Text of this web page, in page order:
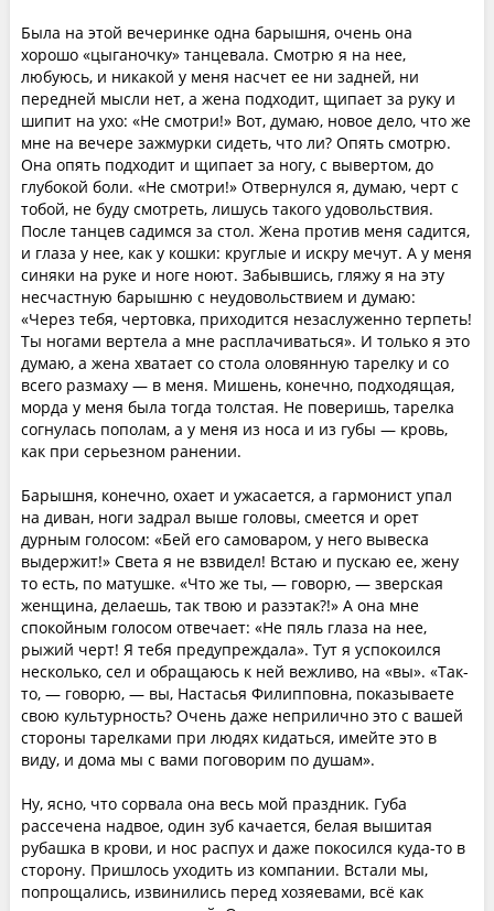
Была на этой вечеринке одна барышня, очень она
хорошо «цыганочку» танцевала. Смотрю я на нее,
любуюсь, и никакой у меня насчет ее ни задней, ни
передней мысли нет, а жена подходит, щипает за руку и
шипит на ухо: «Не смотри!» Вот, думаю, новое дело, что же
мне на вечере зажмурки сидеть, что ли? Опять смотрю.
Она опять подходит и щипает за ногу, с вывертом, до
глубокой боли. «Не смотри!» Отвернулся я, думаю, черт с
тобой, не буду смотреть, лишусь такого удовольствия.
После танцев садимся за стол. Жена против меня садится,
и глаза у нее, как у кошки: круглые и искру мечут. А у меня
синяки на руке и ноге ноют. Забывшись, гляжу я на эту
несчастную барышню с неудовольствием и думаю:
«Через тебя, чертовка, приходится незаслуженно терпеть!
Ты ногами вертела а мне расплачиваться». И только я это
думаю, а жена хватает со стола оловянную тарелку и со
всего размаху — в меня. Мишень, конечно, подходящая,
морда у меня была тогда толстая. Не поверишь, тарелка
согнулась пополам, а у меня из носа и из губы — кровь,
как при серьезном ранении.
Барышня, конечно, охает и ужасается, а гармонист упал
на диван, ноги задрал выше головы, смеется и орет
дурным голосом: «Бей его самоваром, у него вывеска
выдержит!» Света я не взвидел! Встаю и пускаю ее, жену
то есть, по матушке. «Что же ты, — говорю, — зверская
женщина, делаешь, так твою и разэтак?!» А она мне
спокойным голосом отвечает: «Не пяль глаза на нее,
рыжий черт! Я тебя предупреждала». Тут я успокоился
несколько, сел и обращаюсь к ней вежливо, на «вы». «Так-
то, — говорю, — вы, Настасья Филипповна, показываете
свою культурность? Очень даже неприлично это с вашей
стороны тарелками при людях кидаться, имейте это в
виду, и дома мы с вами поговорим по душам».
Ну, ясно, что сорвала она весь мой праздник. Губа
рассечена надвое, один зуб качается, белая вышитая
рубашка в крови, и нос распух и даже покосился куда-то в
сторону. Пришлось уходить из компании. Встали мы,
попрощались, извинились перед хозяевами, всё как